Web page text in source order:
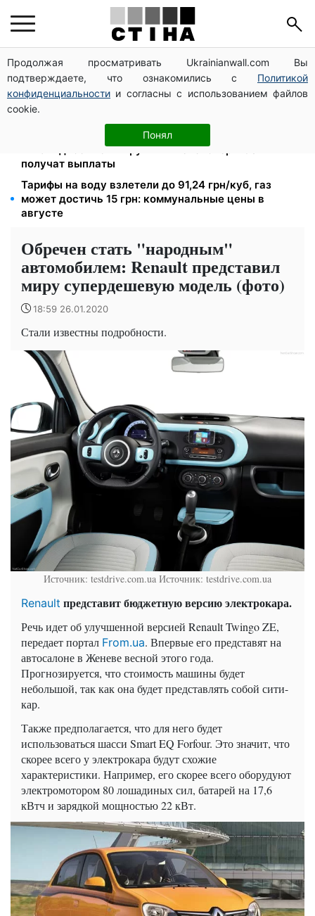
Продолжая просматривать Ukrainianwall.com Вы
подтверждаете, что ознакомились с Политикой
конфиденциальности и согласны с использованием файлов
cookie.
Понял
1-2 набора гигиены на семью: UNICEF раздает
помощь в Запорожской области в августе
Студенты-заочники и вечерники теряют отсрочку
от мобилизации: кого призовут в августе
2000 грн в квартал от фонда США: люди с
инвалидностью I-II группы и пенсионеры 60+
получат выплаты
Тарифы на воду взлетели до 91,24 грн/куб, газ
может достичь 15 грн: коммунальные цены в
августе
Обречен стать "народным"
автомобилем: Renault представил
миру супердешевую модель (фото)
18:59 26.01.2020
Стали известны подробности.
Источник: testdrive.com.ua Источник: testdrive.com.ua
Renault представит бюджетную версию электрокара.
Речь идет об улучшенной версией Renault Twingo ZE,
передает портал From.ua. Впервые его представят на
автосалоне в Женеве весной этого года.
Прогнозируется, что стоимость машины будет
небольшой, так как она будет представлять собой сити-
кар.
Также предполагается, что для него будет
использоваться шасси Smart EQ Forfour. Это значит, что
скорее всего у электрокара будут схожие
характеристики. Например, его скорее всего оборудуют
электромотором 80 лошадиных сил, батарей на 17,6
кВтч и зарядкой мощностью 22 кВт.